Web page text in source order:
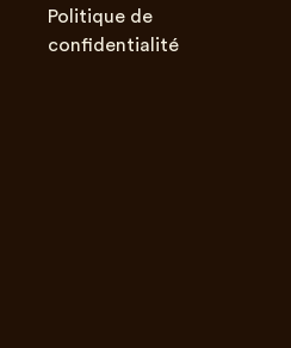
Politique de
confidentialité